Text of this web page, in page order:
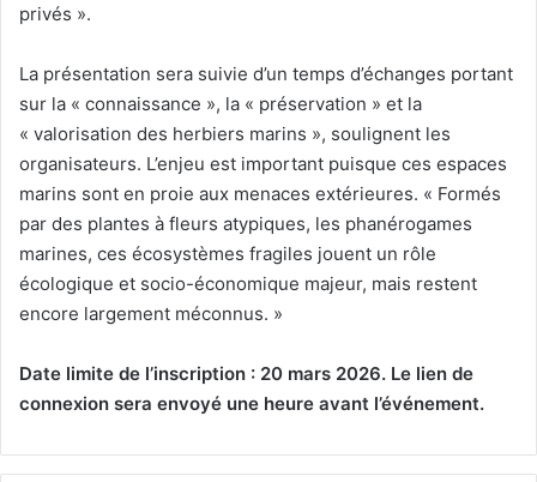
privés ».
La présentation sera suivie d’un temps d’échanges portant
sur la « connaissance », la « préservation » et la
« valorisation des herbiers marins », soulignent les
organisateurs. L’enjeu est important puisque ces espaces
marins sont en proie aux menaces extérieures. « Formés
par des plantes à fleurs atypiques, les phanérogames
marines, ces écosystèmes fragiles jouent un rôle
écologique et socio-économique majeur, mais restent
encore largement méconnus. »
Date limite de l’inscription : 20 mars 2026. Le lien de
connexion sera envoyé une heure avant l’événement.